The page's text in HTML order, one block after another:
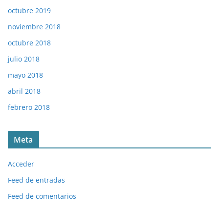
octubre 2019
noviembre 2018
octubre 2018
julio 2018
mayo 2018
abril 2018
febrero 2018
Meta
Acceder
Feed de entradas
Feed de comentarios